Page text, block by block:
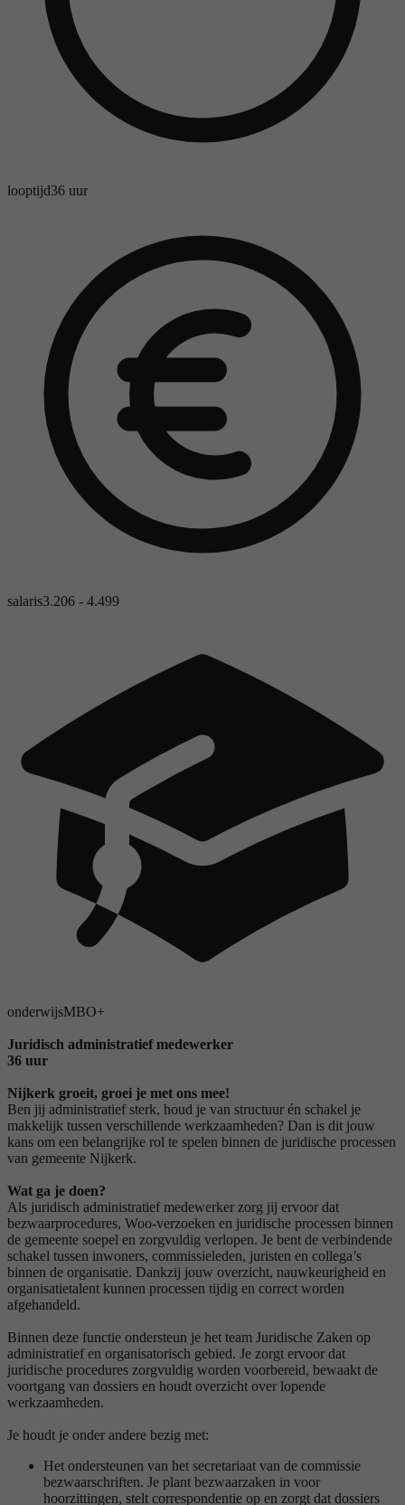
looptijd36 uur
salaris3.206 - 4.499
onderwijsMBO+
Juridisch administratief medewerker
36 uur
Nijkerk groeit, groei je met ons mee!
Ben jij administratief sterk, houd je van structuur én schakel je
makkelijk tussen verschillende werkzaamheden? Dan is dit jouw
kans om een belangrijke rol te spelen binnen de juridische processen
van gemeente Nijkerk.
Wat ga je doen?
Als juridisch administratief medewerker zorg jij ervoor dat
bezwaarprocedures, Woo-verzoeken en juridische processen binnen
de gemeente soepel en zorgvuldig verlopen. Je bent de verbindende
schakel tussen inwoners, commissieleden, juristen en collega’s
binnen de organisatie. Dankzij jouw overzicht, nauwkeurigheid en
organisatietalent kunnen processen tijdig en correct worden
afgehandeld.
Binnen deze functie ondersteun je het team Juridische Zaken op
administratief en organisatorisch gebied. Je zorgt ervoor dat
juridische procedures zorgvuldig worden voorbereid, bewaakt de
voortgang van dossiers en houdt overzicht over lopende
werkzaamheden.
Je houdt je onder andere bezig met:
Het ondersteunen van het secretariaat van de commissie
bezwaarschriften. Je plant bezwaarzaken in voor
hoorzittingen, stelt correspondentie op en zorgt dat dossiers